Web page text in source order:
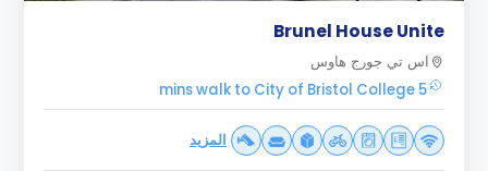
Brunel House Unite
اس تي جورج هاوس
5 mins walk to City of Bristol College
المزيد